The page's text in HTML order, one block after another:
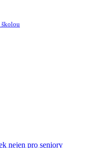
nejen pro seniory